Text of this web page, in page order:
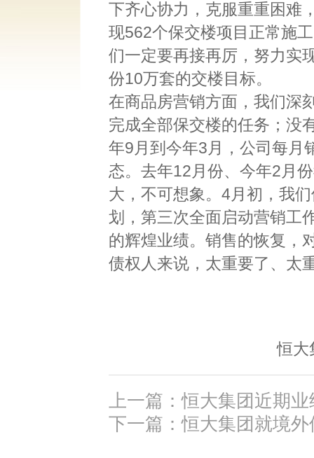
下齐心协力，克服重重困难
现562个保交楼项目正常施
们一定要再接再厉，努力实
份10万套的交楼目标。
在商品房营销方面，我们深
完成全部保交楼的任务；没
年9月到今年3月，公司每月
态。去年12月份、今年2月
大，不可想象。4月初，我
划，第三次全面启动营销工
的辉煌业绩。销售的恢复，
债权人来说，太重要了、太
恒大
上一篇：恒大集团近期业
下一篇：恒大集团就境